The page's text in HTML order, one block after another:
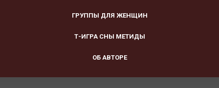
ГРУППЫ ДЛЯ ЖЕНЩИН
Т-ИГРА СНЫ МЕТИДЫ
ОБ АВТОРЕ